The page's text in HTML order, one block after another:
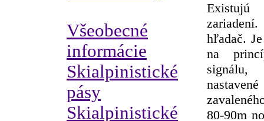
Všeobecné
informácie
Skialpinistické
pásy
Skialpinistické
hľadač.
na
signálu,
80-90m